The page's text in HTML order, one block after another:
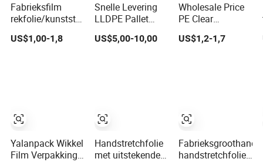
Fabrieksfilm
rekfolie/kunststoffolie/rekfolie
voor
palletverpakking
US$1,00-1,8
Yalanpack Wikkel
Film Verpakking
Snelle Levering
LLDPE Pallet
Wikkel Agro
Handmatige
US$5,00-10,00
Handstretchfolie
met uitstekende
Wholesale Price
PE Clear
Wrapping
Machines High
US$1,2-1,7
handstretchfolie